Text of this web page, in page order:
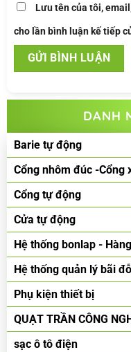
Lưu tên của tôi,
cho lần bình luận kế tiếp
DANH
Barie tự động
Cổng nhôm đúc -Cổng
Cổng tự động
Cửa tự động
Hệ thống bonlap -
Hệ thống quản lý bãi
Phụ kiện thiết bị
QUẠT TRẦN CÔNG
sạc ô tô điện